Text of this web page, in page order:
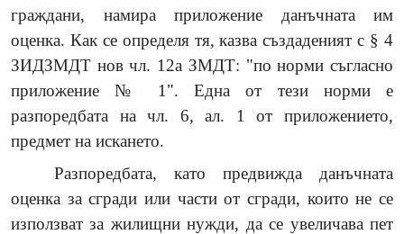
граждани, намира приложение данъчната им
оценка. Как се определя тя, казва създаденият с § 4
ЗИДЗМДТ нов чл. 12а ЗМДТ: "по норми съгласно
приложение № 1". Една от тези норми е
разпоредбата на чл. 6, ал. 1 от приложението,
предмет на искането.
Разпоредбата, като предвижда данъчната
оценка за сгради или части от сгради, които не се
използват за жилищни нужди, да се увеличава пет